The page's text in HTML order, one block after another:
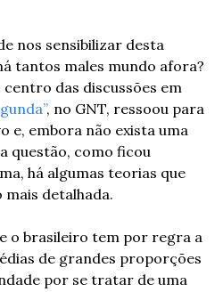
nos sensibilizar desta
tantos males mundo afora?
das discussões em
, no GNT, ressoou para
e, embora não exista uma
questão, como ficou
há algumas teorias que
mais detalhada.
o brasileiro tem por regra a
de grandes proporções
por se tratar de uma